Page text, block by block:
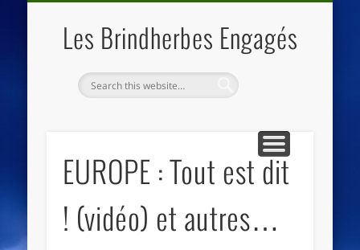
Les Brindherbes Engagés
EUROPE : Tout est dit
! (vidéo) et autres…